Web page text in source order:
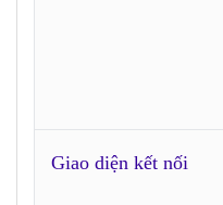
Giao diện kết nối